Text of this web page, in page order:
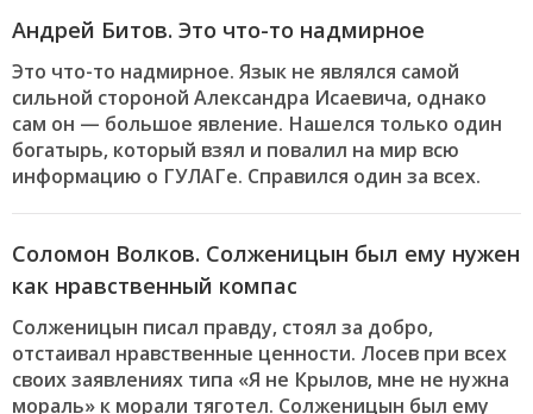
Андрей Битов. Это что-то надмирное
Это что-то надмирное. Язык не являлся самой
сильной стороной Александра Исаевича, однако
сам он — большое явление. Нашелся только один
богатырь, который взял и повалил на мир всю
информацию о ГУЛАГе. Справился один за всех.
Соломон Волков. Солженицын был ему нужен
как нравственный компас
Солженицын писал правду, стоял за добро,
отстаивал нравственные ценности. Лосев при всех
своих заявлениях типа «Я не Крылов, мне не нужна
мораль» к морали тяготел. Солженицын был ему